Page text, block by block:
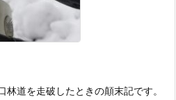
道を走破したときの顛末記です。